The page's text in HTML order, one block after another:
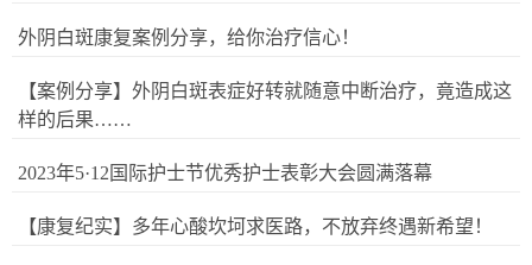
外阴白斑康复案例分享，给你治疗信心！
【案例分享】外阴白斑表症好转就随意中断治疗，竟造成这
样的后果……
2023年5·12国际护士节优秀护士表彰大会圆满落幕
【康复纪实】多年心酸坎坷求医路，不放弃终遇新希望！